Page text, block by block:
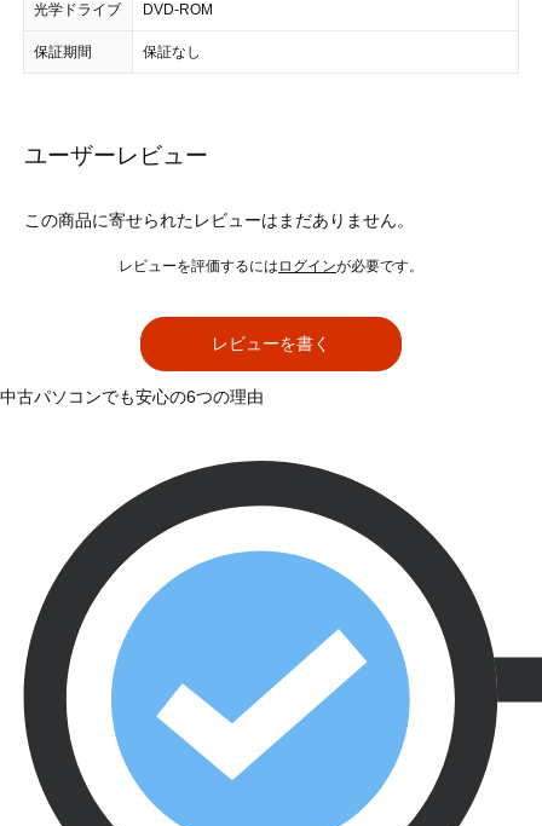
光学ドライブ DVD-ROM
保証期間 保証なし
ユーザーレビュー
この商品に寄せられたレビューはまだありません。
レビューを評価するには ログインが必要です。
レビューを書く
中古パソコンでも安心の6つの理由